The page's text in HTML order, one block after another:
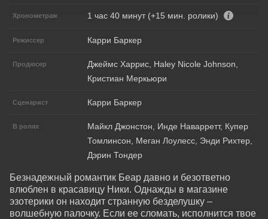
Хронометраж 1 час 40 минут (+15 мин. ролики)
Режиссер Карри Баркер
Продюсер
Джеймс Харрис, Haley Nicole Johnson,
Кристиан Меркьюри
Сценарист Карри Баркер
В ролях
Майкл Джонстон, Инде Наварретт, Купер
Томлинсон, Меган Лоулесс, Энди Рихтер,
Дэрин Тондер
Безнадежный романтик Беар давно и безответно
влюблен в красавицу Ники. Однажды в магазине
эзотерики он находит странную безделушку –
волшебную палочку. Если ее сломать, исполнится твое